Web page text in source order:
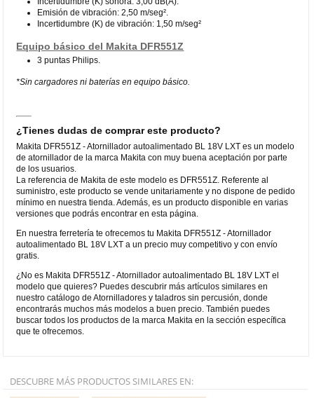
Emisión de vibración: 2,50 m/seg².
Incertidumbre (K) de vibración: 1,50 m/seg²
Equipo básico del Makita DFR551Z
3 puntas Philips.
*Sin cargadores ni baterías en equipo básico.
¿Tienes dudas de comprar este producto?
Makita DFR551Z - Atornillador autoalimentado BL 18V LXT es un modelo
de atornillador de la marca Makita con muy buena aceptación por parte
de los usuarios.
La referencia de Makita de este modelo es DFR551Z. Referente al
suministro, este producto se vende unitariamente y no dispone de pedido
mínimo en nuestra tienda. Además, es un producto disponible en varias
versiones que podrás encontrar en esta página.
En nuestra ferretería te ofrecemos tu Makita DFR551Z - Atornillador
autoalimentado BL 18V LXT a un precio muy competitivo y con envío
gratis.
¿No es Makita DFR551Z - Atornillador autoalimentado BL 18V LXT el
modelo que quieres? Puedes descubrir más artículos similares en
nuestro catálogo de Atornilladores y taladros sin percusión, donde
encontrarás muchos más modelos a buen precio. También puedes
buscar todos los productos de la marca Makita en la sección específica
que te ofrecemos.
DESCUBRE MÁS PRODUCTOS SIMILARES EN: